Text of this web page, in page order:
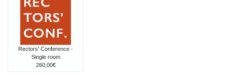
Rectors' Conference -
Single room
260,00€